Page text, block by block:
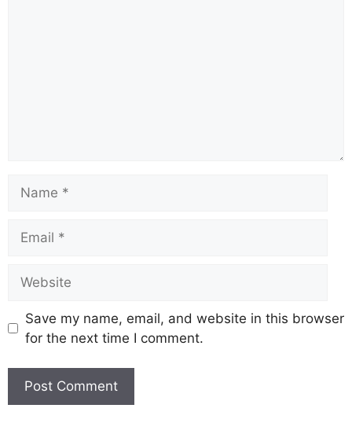
Save my name, email, and website in this browser
for the next time I comment.